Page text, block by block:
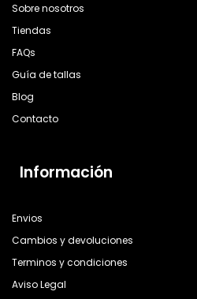
Sobre nosotros
Tiendas
FAQs
Guía de tallas
Blog
Contacto
Información
Envios
Cambios y devoluciones
Terminos y condiciones
Aviso Legal